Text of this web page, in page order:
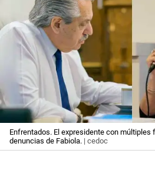
Enfrentados. El expresidente con múltiples
denuncias de Fabiola. | cedoc